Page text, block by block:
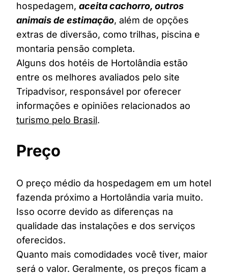
hospedagem, aceita cachorro, outros
animais de estimação, além de opções
extras de diversão, como trilhas, piscina e
montaria pensão completa.
Alguns dos hotéis de Hortolândia estão
entre os melhores avaliados pelo site
Tripadvisor, responsável por oferecer
informações e opiniões relacionados ao
turismo pelo Brasil.
Preço
O preço médio da hospedagem em um hotel
fazenda próximo a Hortolândia varia muito.
Isso ocorre devido as diferenças na
qualidade das instalações e dos serviços
oferecidos.
Quanto mais comodidades você tiver, maior
será o valor. Geralmente, os preços ficam a